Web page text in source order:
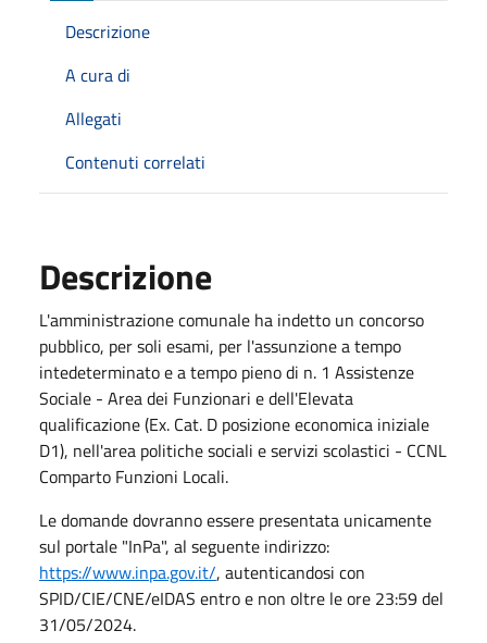
Descrizione
A cura di
Allegati
Contenuti correlati
Descrizione
L'amministrazione comunale ha indetto un concorso
pubblico, per soli esami, per l'assunzione a tempo
intedeterminato e a tempo pieno di n. 1 Assistenze
Sociale - Area dei Funzionari e dell'Elevata
qualificazione (Ex. Cat. D posizione economica iniziale
D1), nell'area politiche sociali e servizi scolastici - CCNL
Comparto Funzioni Locali.
Le domande dovranno essere presentata unicamente
sul portale "InPa", al seguente indirizzo:
https://www.inpa.gov.it/, autenticandosi con
SPID/CIE/CNE/eIDAS entro e non oltre le ore 23:59 del
31/05/2024.